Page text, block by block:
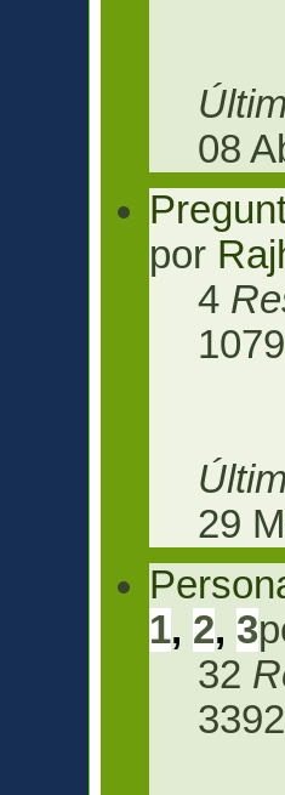
08
por
4
29
1, 2, 3
32